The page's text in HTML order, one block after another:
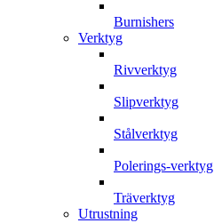
Burnishers
Verktyg
Rivverktyg
Slipverktyg
Stålverktyg
Polerings-verktyg
Träverktyg
Utrustning